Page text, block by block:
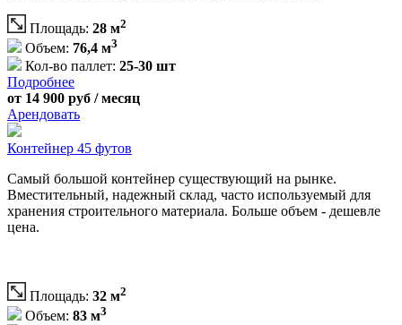
Площадь: 28 м2
Объем: 76,4 м3
Кол-во паллет: 25-30 шт
Подробнее
от 14 900 руб / месяц
Арендовать
Контейнер 45 футов
Самый большой контейнер существующий на рынке.
Вместительный, надежный склад, часто используемый для
хранения строительного материала. Больше объем - дешевле
цена.
Площадь: 32 м2
Объем: 83 м3